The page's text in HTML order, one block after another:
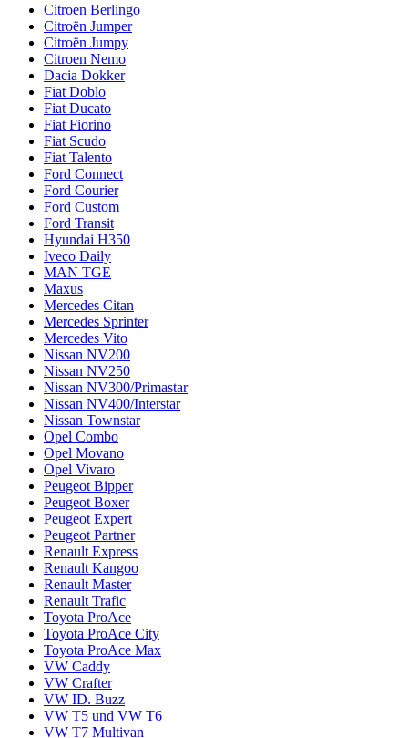
Citroen Berlingo
Citroën Jumper
Citroën Jumpy
Citroen Nemo
Dacia Dokker
Fiat Doblo
Fiat Ducato
Fiat Fiorino
Fiat Scudo
Fiat Talento
Ford Connect
Ford Courier
Ford Custom
Ford Transit
Hyundai H350
Iveco Daily
MAN TGE
Maxus
Mercedes Citan
Mercedes Sprinter
Mercedes Vito
Nissan NV200
Nissan NV250
Nissan NV300/Primastar
Nissan NV400/Interstar
Nissan Townstar
Opel Combo
Opel Movano
Opel Vivaro
Peugeot Bipper
Peugeot Boxer
Peugeot Expert
Peugeot Partner
Renault Express
Renault Kangoo
Renault Master
Renault Trafic
Toyota ProAce
Toyota ProAce City
Toyota ProAce Max
VW Caddy
VW Crafter
VW ID. Buzz
VW T5 und VW T6
VW T7 Multivan